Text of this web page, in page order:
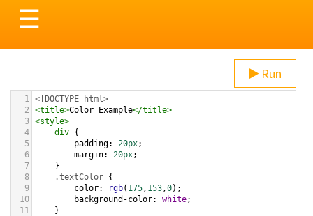
Toggle
navigation
☰
Run
1 <!DOCTYPE html>
2
<title>Color Example</title>
3 <style>
4
div {
5
padding: 20px;
6
margin: 20px;
7
}
8
.textColor {
9
color: rgb( 175, 153,0);
10
background-color: white;
11
}